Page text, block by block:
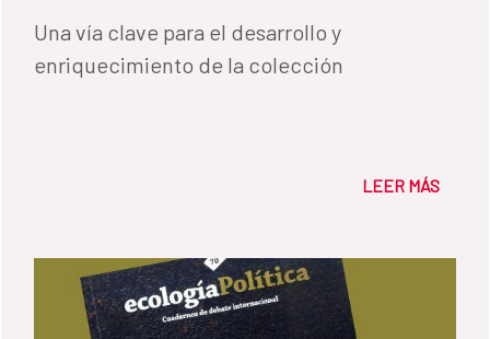
Una vía clave para el desarrollo y
enriquecimiento de la colección
LEER MÁS